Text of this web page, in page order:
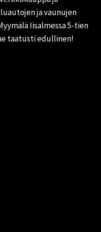
ja vaunujen
Iisalmessa 5-tien
taatusti edullinen!